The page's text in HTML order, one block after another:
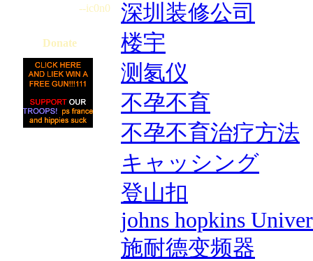
--ic0n0
Donate
深圳装修公司
楼宇
测氡仪
不孕不育
不孕不育治疗方法
キャッシング
登山扣
johns hopkins
施耐德变频器